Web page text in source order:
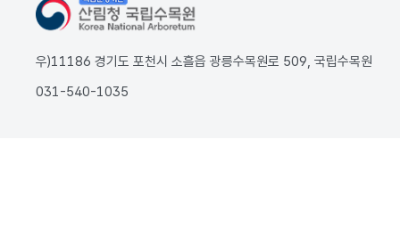
우)11186 경기도 포천시 소흘읍 광릉수목원로 509, 국립수목원
031-540-1035